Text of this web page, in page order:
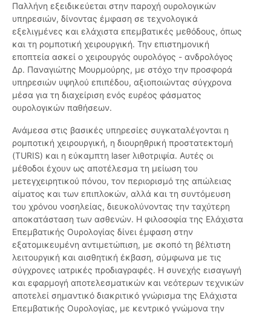
Παλλήνη εξειδικεύεται στην παροχή ουρολογικών
υπηρεσιών, δίνοντας έμφαση σε τεχνολογικά
εξελιγμένες και ελάχιστα επεμβατικές μεθόδους, όπως
και τη ρομποτική χειρουργική. Την επιστημονική
εποπτεία ασκεί ο χειρουργός ουρολόγος - ανδρολόγος
Δρ. Παναγιώτης Μουρμούρης, με στόχο την προσφορά
υπηρεσιών υψηλού επιπέδου, αξιοποιώντας σύγχρονα
μέσα για τη διαχείριση ενός ευρέος φάσματος
ουρολογικών παθήσεων.
Ανάμεσα στις βασικές υπηρεσίες συγκαταλέγονται η
ρομποτική χειρουργική, η διουρηθρική προστατεκτομή
(TURIS) και η εύκαμπτη laser λιθοτριψία. Αυτές οι
μέθοδοι έχουν ως αποτέλεσμα τη μείωση του
μετεγχειρητικού πόνου, τον περιορισμό της απώλειας
αίματος και των επιπλοκών, αλλά και τη συντόμευση
του χρόνου νοσηλείας, διευκολύνοντας την ταχύτερη
αποκατάσταση των ασθενών. Η φιλοσοφία της Ελάχιστα
Επεμβατικής Ουρολογίας δίνει έμφαση στην
εξατομικευμένη αντιμετώπιση, με σκοπό τη βέλτιστη
λειτουργική και αισθητική έκβαση, σύμφωνα με τις
σύγχρονες ιατρικές προδιαγραφές. Η συνεχής εισαγωγή
και εφαρμογή αποτελεσματικών και νεότερων τεχνικών
αποτελεί σημαντικό διακριτικό γνώρισμα της Ελάχιστα
Επεμβατικής Ουρολογίας, με κεντρικό γνώμονα την